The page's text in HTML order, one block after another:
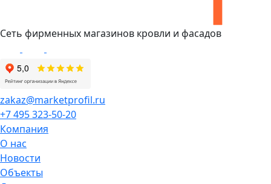
Сеть фирменных магазинов кровли и фасадов
zakaz@marketprofil.ru
+7 495 323-50-20
Компания
О нас
Новости
Объекты